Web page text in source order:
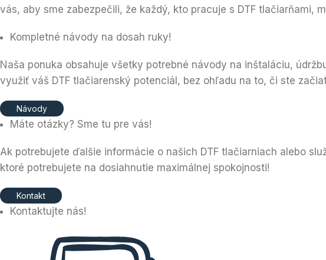
vás, aby sme zabezpečili, že každý, kto pracuje s DTF tlačiarňami,
Kompletné návody na dosah ruky!
Naša ponuka obsahuje všetky potrebné návody na inštaláciu,
využiť váš DTF tlačiarenský potenciál, bez ohľadu na to, či ste
Návody
Máte otázky? Sme tu pre vás!
Ak potrebujete ďalšie informácie o našich DTF tlačiarniach alebo
ktoré potrebujete na dosiahnutie maximálnej spokojnosti!
Kontakt
Kontaktujte nás!